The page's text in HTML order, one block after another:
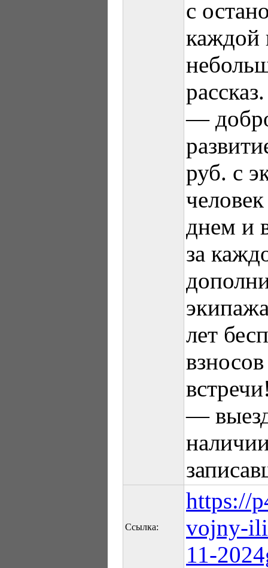
с
каждой
рассказ.
—
руб. с
днем и
за
лет
—
Ссылка:
https://
vojny-
11-